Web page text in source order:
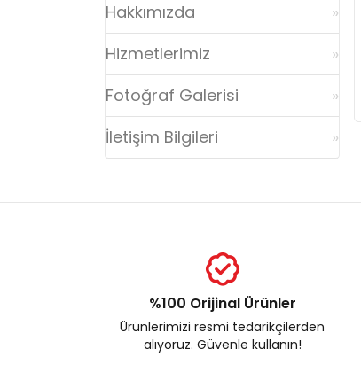
Hakkımızda
Hizmetlerimiz
Fotoğraf Galerisi
İletişim Bilgileri
%100 Orijinal Ürünler
Ürünlerimizi resmi tedarikçilerden
alıyoruz. Güvenle kullanın!